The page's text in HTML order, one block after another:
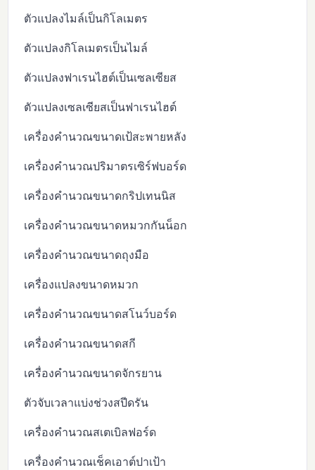
ตัวแปลงไมล์เป็นกิโลเมตร
ตัวแปลงกิโลเมตรเป็นไมล์
ตัวแปลงฟาเรนไฮต์เป็นเซลเซียส
ตัวแปลงเซลเซียสเป็นฟาเรนไฮต์
เครื่องคำนวณขนาดเป้สะพายหลัง
เครื่องคำนวณปริมาตรเซิร์ฟบอร์ด
เครื่องคำนวณขนาดกริปเทนนิส
เครื่องคำนวณขนาดหมวกกันน็อก
เครื่องคำนวณขนาดถุงมือ
เครื่องแปลงขนาดหมวก
เครื่องคำนวณขนาดสโนว์บอร์ด
เครื่องคำนวณขนาดสกี
เครื่องคำนวณขนาดจักรยาน
ตัวจับเวลาแบ่งช่วงสปีดรัน
เครื่องคำนวณสเตเบิลฟอร์ด
เครื่องคำนวณเช็คเอาต์ปาเป้า